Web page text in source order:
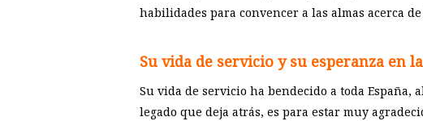
habilidades para convencer a las almas acerca
Su vida de servicio y su esperanza en
Su vida de servicio ha bendecido a toda
legado que deja atrás, es para estar muy